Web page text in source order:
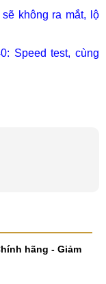
không ra mắt, lộ
Speed test, cùng
hãng - Giảm